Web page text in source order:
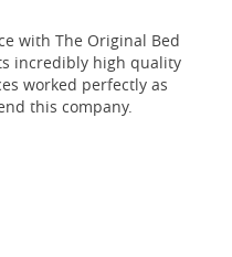
with The Original Bed
incredibly high quality
worked perfectly as
this company.